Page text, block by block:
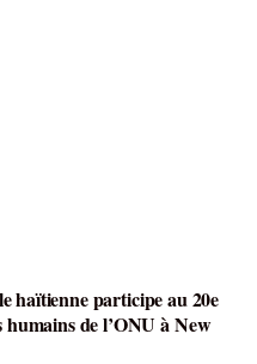
haïtienne participe au 20e
de l’ONU à New